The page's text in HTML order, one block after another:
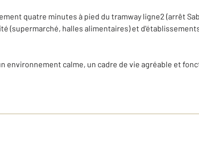
quatre minutes à pied du tramway ligne2 (arrêt
(supermarché, halles alimentaires) et
environnement calme, un cadre de vie agréable et